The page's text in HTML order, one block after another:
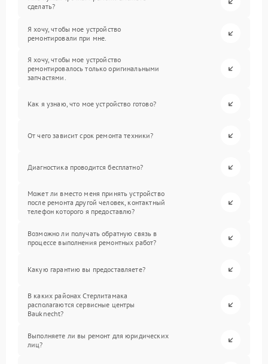
сделать?
Я хочу, чтобы мое устройство
ремонтировали при мне.
Я хочу, чтобы мое устройство
ремонтировалось только оригинальными
запчастями.
Как я узнаю, что мое устройство готово?
От чего зависит срок ремонта техники?
Диагностика проводится бесплатно?
Может ли вместо меня принять устройство
после ремонта другой человек, контактный
телефон которого я предоставлю?
Возможно ли получать обратную связь в
процессе выполнения ремонтных работ?
Какую гарантию вы предоставляете?
В каких районах Стерлитамака
располагаются сервисные центры
Bauknecht?
Выполняете ли вы ремонт для юридических
лиц?